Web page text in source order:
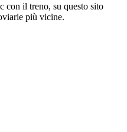
con il treno, su questo sito
più vicine.